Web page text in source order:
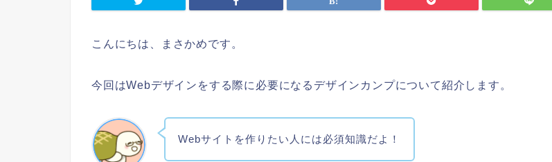
こんにちは、まさかめです。
今回はWebデザインをする際に必要になるデザインカンプについて紹介します。
Webサイトを作りたい人には必須知識だよ！